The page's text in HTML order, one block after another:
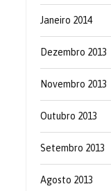
Janeiro 2014
Dezembro 2013
Novembro 2013
Outubro 2013
Setembro 2013
Agosto 2013